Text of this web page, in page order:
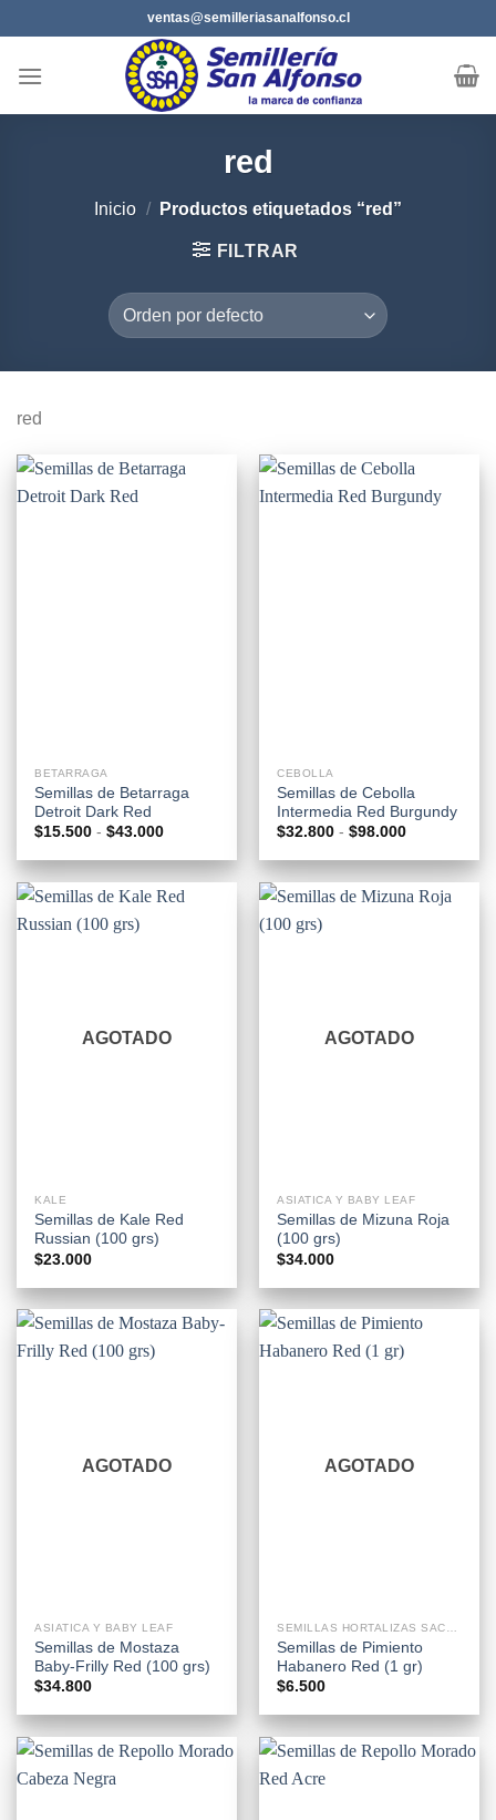
al
contenido
ventas@semilleriasanalfonso.cl
red
Inicio / Productos etiquetados “red”
FILTRAR
red
BETARRAGA
Semillas de Betarraga
Detroit Dark Red
$15.500 - $43.000Rango
precios:
$15.500
hasta
CEBOLLA
Semillas de Cebolla
Intermedia Red Burgundy
$32.800 - $98.000Rango
precios:
$32.800
hasta
AGOTADO
KALE
Semillas de Kale Red
Russian (100 grs)
$23.000
AGOTADO
ASIATICA Y BABY LEAF
Semillas de Mizuna Roja
(100 grs)
$34.000
AGOTADO
ASIATICA Y BABY LEAF
Semillas de Mostaza
Baby-Frilly Red (100 grs)
$34.800
AGOTADO
Semillas de Pimiento
Habanero Red (1 gr)
$6.500